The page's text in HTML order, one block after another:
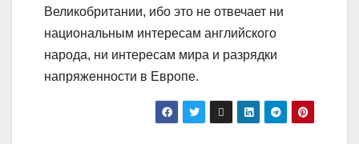
Великобритании, ибо это не отвечает ни
национальным интересам английского
народа, ни интересам мира и разрядки
напряженности в Европе.